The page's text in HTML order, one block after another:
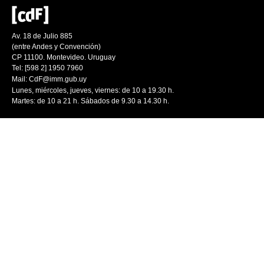
Av. 18 de Julio 885
(entre Andes y Convención)
CP 11100. Montevideo. Uruguay
Tel: [598 2] 1950 7960
Mail: CdF@imm.gub.uy
Lunes, miércoles, jueves, viernes: de 10 a 19.30 h.
Martes: de 10 a 21 h. Sábados de 9.30 a 14.30 h.